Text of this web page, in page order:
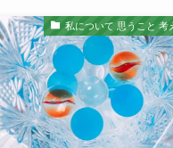
私について 思うこと 考